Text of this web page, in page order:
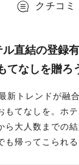
クチコミ
直結の登録
てなしを贈ろ
新トレンドが融
もてなしを。ホ
ら大人数までの
も帰ってこられ